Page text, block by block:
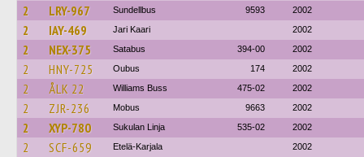
2 LRY-967 Sundellbus 9593 2002
2 IAY-469 Jari Kaari 2002
2 NEX-375 Satabus 394-00 2002
2 HNY-725 Oubus 174 2002
2 ÅLK 22 Williams Buss 475-02 2002
2 ZJR-236 Mobus 9663 2002
2 XYP-780 Sukulan Linja 535-02 2002
2 SCF-659 Etelä-Karjala 2002